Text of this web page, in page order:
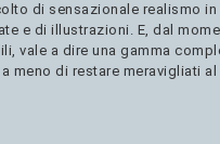
di sensazionale realismo
e di illustrazioni. E, dal
vale a dire una gamma
di restare meravigliati